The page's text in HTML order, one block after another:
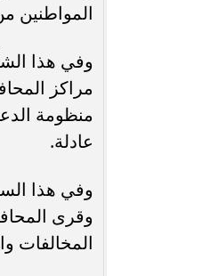
المواطنين
وفي هذا
مراكز
منظومة
عادلة.
وفي هذا
وقرى
المخالفات